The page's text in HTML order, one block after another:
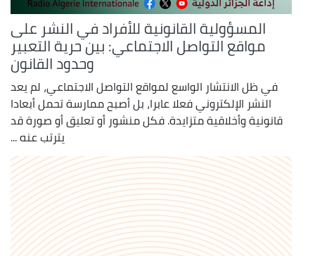
المسؤولية القانونية للأفراد في النشر على
مواقع التواصل الاجتماعي: بين حرية التعبير
وحدود القانون
في ظل الانتشار الواسع لمواقع التواصل الاجتماعي، لم يعد
النشر الإلكتروني فعلا عابرا، بل أصبح ممارسة تحمل أبعادا
قانونية وأخلاقية متزايدة. فكل منشور أو تعليق أو صورة قد
يترتب عنه ...